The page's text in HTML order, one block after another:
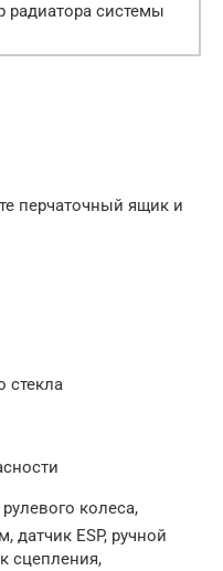
радиатора системы
перчаточный ящик и
стекла
колеса,
датчик ESP, ручной
сцепления,